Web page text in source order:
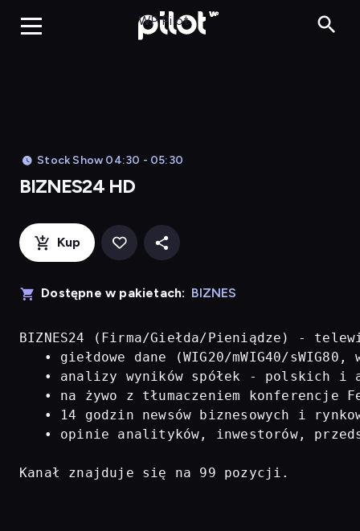
WP Pilot
Stock Show 04:30 - 05:30
BIZNES24 HD
Kup
Dostępne w pakietach: BIZNES
BIZNES24 (Firma/Giełda/Pieniądze) -
• giełdowe dane (WIG20/mWIG40/
• analizy wyników spółek - polskich i
• na żywo z tłumaczeniem konferencje
• 14 godzin newsów biznesowych i
• opinie analityków, inwestorów,
Kanał znajduje się na 99 pozycji.